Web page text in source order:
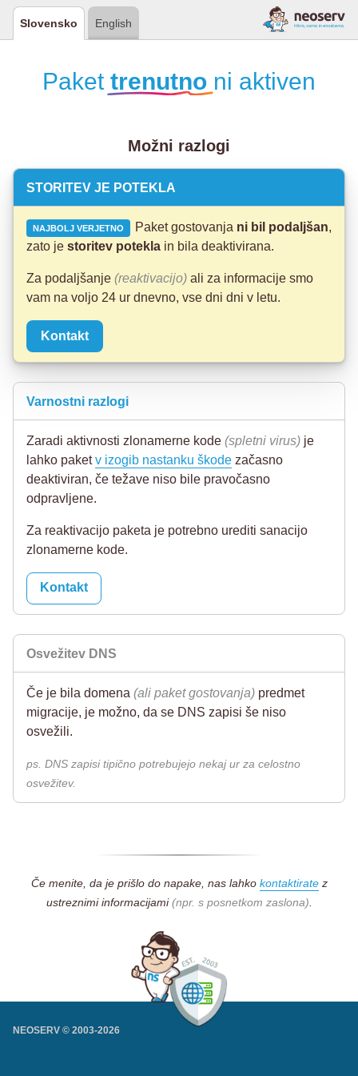
Slovensko English
Paket trenutno ni aktiven
Možni razlogi
STORITEV JE POTEKLA
NAJBOLJ VERJETNO Paket gostovanja ni bil podaljšan,
zato je storitev potekla in bila deaktivirana.
Za podaljšanje (reaktivacijo) ali za informacije smo
vam na voljo 24 ur dnevno, vse dni dni v letu.
Kontakt
Varnostni razlogi
Zaradi aktivnosti zlonamerne kode (spletni virus) je
lahko paketv izogib nastanku škode začasno
deaktiviran, če težave niso bile pravočasno
odpravljene.
Za reaktivacijo paketa je potrebno urediti sanacijo
zlonamerne kode.
Kontakt
Osvežitev DNS
Če je bila domena (ali paket gostovanja) predmet
migracije, je možno, da se DNS zapisi še niso
osvežili.
ps. DNS zapisi tipično potrebujejo nekaj ur za celostno
osvežitev.
Če menite, da je prišlo do napake, nas lahko kontaktiratez
ustreznimi informacijami(npr. s posnetkom zaslona)
NEOSERV © 2003-2026